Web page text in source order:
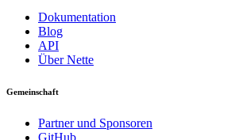
Dokumentation
Blog
API
Über Nette
Gemeinschaft
Partner und Sponsoren
GitHub